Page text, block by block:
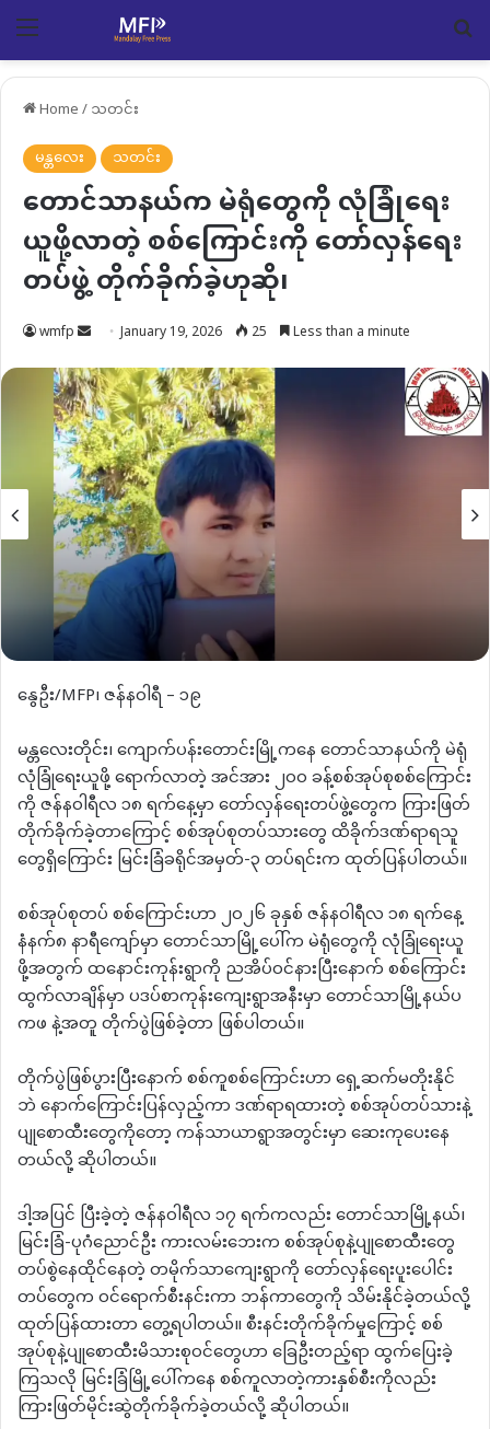
Menu
Home/သတင်း
မန္တလေး
သတင်း
တောင်သာနယ်က မဲရုံတွေကို လုံခြုံရေး
ယူဖို့လာတဲ့ စစ်ကြောင်းကို တော်လှန်ရေး
တပ်ဖွဲ့ တိုက်ခိုက်ခဲ့ဟုဆို၊
wmfp Send
email
January 19, 2026 25 Less than a minute
နွေဦး/MFP၊ ဇန်နဝါရီ – ၁၉
မန္တလေးတိုင်း၊ ကျောက်ပန်းတောင်းမြို့ကနေ တောင်သာနယ်ကို မဲရုံ
လုံခြုံရေးယူဖို့ ရောက်လာတဲ့ အင်အား ၂၀၀ ခန့်စစ်အုပ်စုစစ်ကြောင်း
ကို ဇန်နဝါရီလ ၁၈ ရက်နေ့မှာ တော်လှန်ရေးတပ်ဖွဲ့တွေက ကြားဖြတ်
တိုက်ခိုက်ခဲ့တာကြောင့် စစ်အုပ်စုတပ်သားတွေ ထိခိုက်ဒဏ်ရာရသူ
တွေရှိကြောင်း မြင်းခြံခရိုင်အမှတ်-၃ တပ်ရင်းက ထုတ်ပြန်ပါတယ်။
စစ်အုပ်စုတပ် စစ်ကြောင်းဟာ ၂၀၂၆ ခုနှစ် ဇန်နဝါရီလ ၁၈ ရက်နေ့
နံနက်၈ နာရီကျော်မှာ တောင်သာမြို့ပေါ်က မဲရုံတွေကို လုံခြုံရေးယူ
ဖို့အတွက် ထနောင်းကုန်းရွာကို ညအိပ်ဝင်နားပြီးနောက် စစ်ကြောင်း
ထွက်လာချိန်မှာ ပဒပ်စာကုန်းကျေးရွာအနီးမှာ တောင်သာမြို့နယ်ပ
ကဖ နဲ့အတူ တိုက်ပွဲဖြစ်ခဲ့တာ ဖြစ်ပါတယ်။
တိုက်ပွဲဖြစ်ပွားပြီးနောက် စစ်ကူစစ်ကြောင်းဟာ ရှေ့ဆက်မတိုးနိုင်
ဘဲ နောက်ကြောင်းပြန်လှည့်ကာ ဒဏ်ရာရထားတဲ့ စစ်အုပ်တပ်သားနဲ့
ပျုစောထီးတွေကိုတော့ ကန်သာယာရွာအတွင်းမှာ ဆေးကုပေးနေ
တယ်လို့ ဆိုပါတယ်။
ဒါ့အပြင် ပြီးခဲ့တဲ့ ဇန်နဝါရီလ ၁၇ ရက်ကလည်း တောင်သာမြို့နယ်၊
မြင်းခြံ-ပုဂံညောင်ဦး ကားလမ်းဘေးက စစ်အုပ်စုနဲ့ပျုစောထီးတွေ
တပ်စွဲနေထိုင်နေတဲ့ တမိုက်သာကျေးရွာကို တော်လှန်ရေးပူးပေါင်း
တပ်တွေက ဝင်ရောက်စီးနင်းကာ ဘန်ကာတွေကို သိမ်းနိုင်ခဲ့တယ်လို့
ထုတ်ပြန်ထားတာ တွေ့ရပါတယ်။ စီးနင်းတိုက်ခိုက်မှုကြောင့် စစ်
အုပ်စုနဲ့ပျုစောထီးမိသားစုဝင်တွေဟာ ခြေဦးတည့်ရာ ထွက်ပြေးခဲ့
ကြသလို မြင်းခြံမြို့ပေါ်ကနေ စစ်ကူလာတဲ့ကားနှစ်စီးကိုလည်း
ကြားဖြတ်မိုင်းဆွဲတိုက်ခိုက်ခဲ့တယ်လို့ ဆိုပါတယ်။